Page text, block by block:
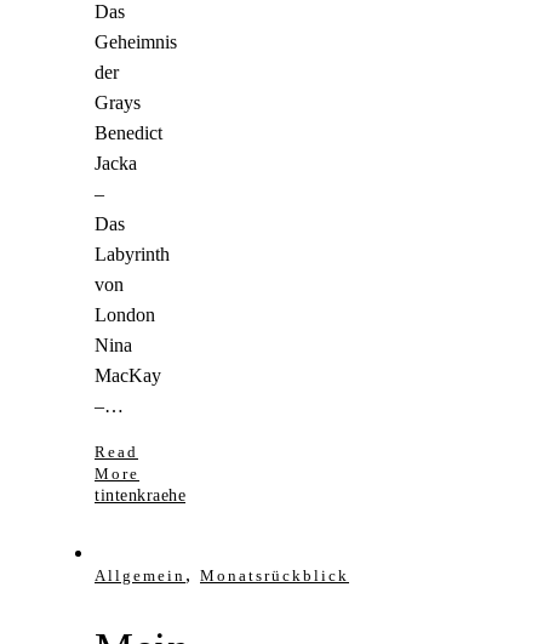
Das
Geheimnis
der
Grays
Benedict
Jacka
–
Das
Labyrinth
von
London
Nina
MacKay
–…
Read
More
tintenkraehe
Allgemein , Monatsrückblick